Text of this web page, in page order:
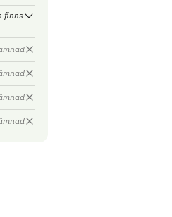
finns